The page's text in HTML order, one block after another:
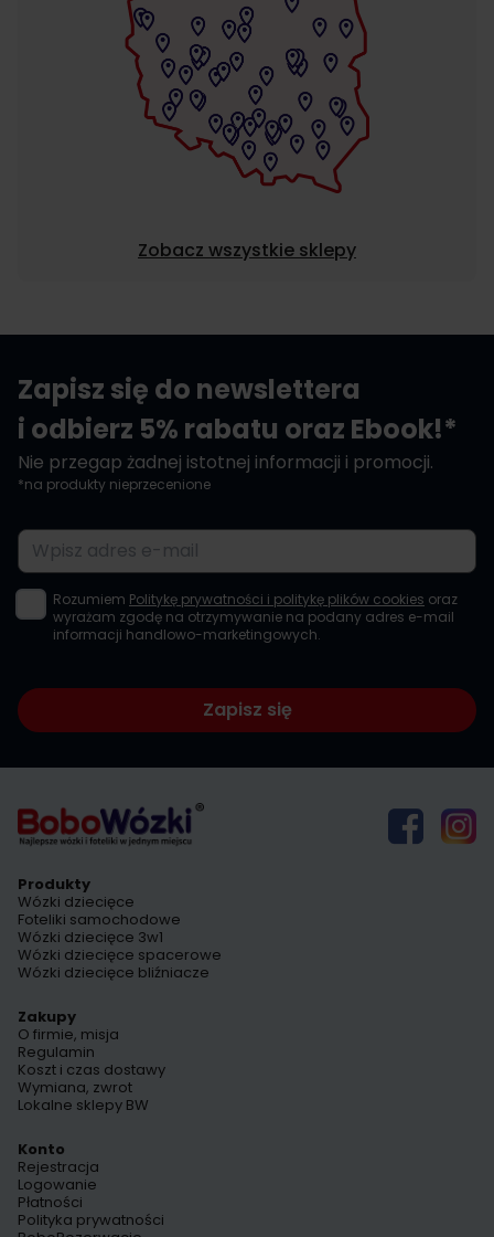
Zobacz wszystkie sklepy
Zapisz się do newslettera
i odbierz 5% rabatu oraz Ebook!*
Nie przegap żadnej istotnej informacji i promocji.
*na produkty nieprzecenione
Adres e-mail
Rozumiem Politykę prywatności i politykę plików cookies oraz
wyrażam zgodę na otrzymywanie na podany adres e-mail
informacji handlowo-marketingowych.
Zapisz się
Produkty
Wózki dziecięce
Foteliki samochodowe
Wózki dziecięce 3w1
Wózki dziecięce spacerowe
Wózki dziecięce bliźniacze
Zakupy
O firmie, misja
Regulamin
Koszt i czas dostawy
Wymiana, zwrot
Lokalne sklepy BW
Konto
Rejestracja
Logowanie
Płatności
Polityka prywatności